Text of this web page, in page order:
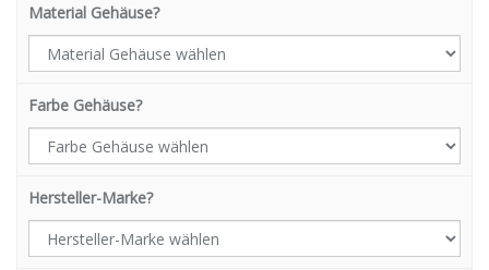
Material Gehäuse?
Farbe Gehäuse?
Hersteller-Marke?